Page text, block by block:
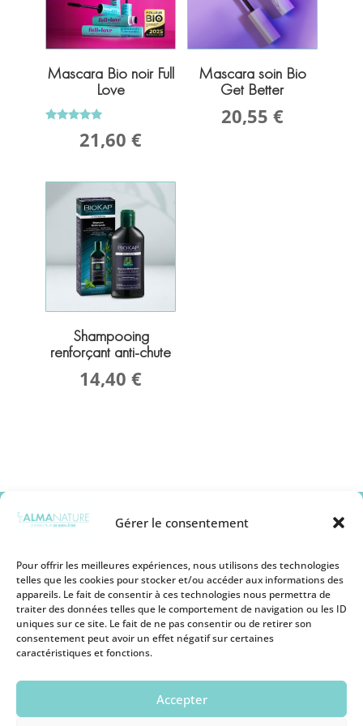
Gérer le consentement
Pour offrir les meilleures expériences, nous utilisons des technologies
telles que les cookies pour stocker et/ou accéder aux informations des
appareils. Le fait de consentir à ces technologies nous permettra de
traiter des données telles que le comportement de navigation ou les ID
uniques sur ce site. Le fait de ne pas consentir ou de retirer son
consentement peut avoir un effet négatif sur certaines
caractéristiques et fonctions.
Accepter
HIGHLIGHTER
POUDRE DE TEINT
COLLECTION TWIST & GO
COLLECTION LONG LASTING
COLLECTION HYALUR-ON
ACIDE HYALURONIQUE
SOIN AU SILICIUM
Mascara Bio noir Full
Love
21,60€
Mascara soin Bio
Get Better
20,55 €
Shampooing
renforçant anti-chute
14,40€
Mentions légales
Conditions générales de vente
Politique de remboursement
Politique de Protection des Cookies
Personnelles
Conditions d’utilisation
Devenir revendeur